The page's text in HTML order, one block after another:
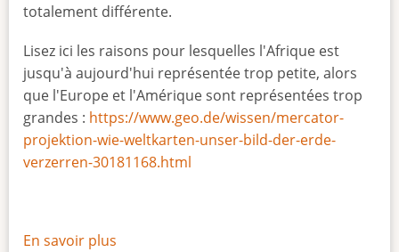
totalement différente.
Lisez ici les raisons pour lesquelles l'Afrique est
jusqu'à aujourd'hui représentée trop petite, alors
que l'Europe et l'Amérique sont représentées trop
grandes : https://www.geo.de/wissen/mercator-
projektion-wie-weltkarten-unser-bild-der-erde-
verzerren-30181168.html
En savoir plus